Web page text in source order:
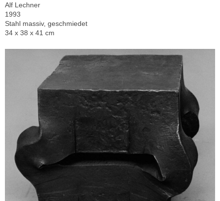
Alf Lechner
1993
Stahl massiv, geschmiedet
34 x 38 x 41 cm